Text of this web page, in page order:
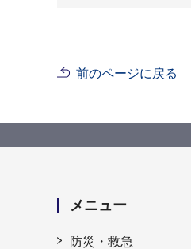
前のページに戻る
メニュー
防災・救急